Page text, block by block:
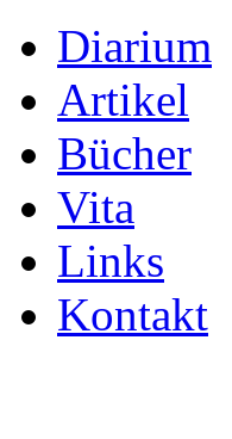
Diarium
Artikel
Bücher
Vita
Links
Kontakt